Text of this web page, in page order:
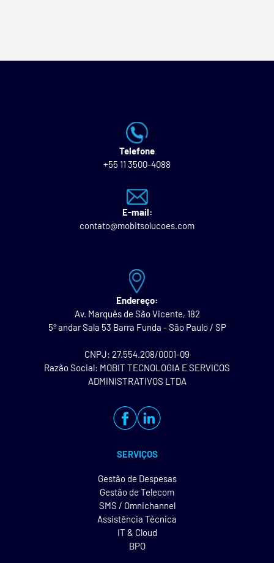
Telefone
+55 11 3500-4088
E-mail:
contato@mobitsolucoes.com
Endereço:
Av. Marquês de São Vicente, 182
5º andar Sala 53 Barra Funda - São Paulo / SP
CNPJ: 27.554.208/0001-09
Razão Social: MOBIT TECNOLOGIA E SERVICOS
ADMINISTRATIVOS LTDA
SERVIÇOS
Gestão de Despesas
Gestão de Telecom
SMS / Omnichannel
Assistência Técnica
IT & Cloud
BPO